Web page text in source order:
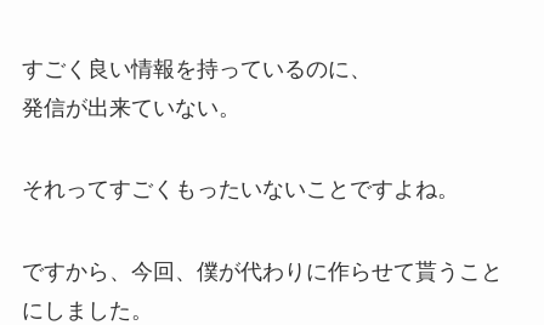
すごく良い情報を持っているのに、
発信が出来ていない。
それってすごくもったいないことですよね。
ですから、今回、僕が代わりに作らせて貰うこと
にしました。